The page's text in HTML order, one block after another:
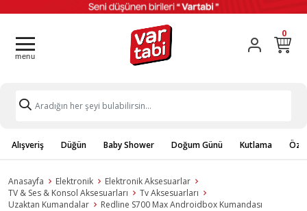
0
Alışveriş Düğün Baby Shower Doğum Günü Kutlama
Anasayfa Elektronik
Elektronik Aksesuarlar
TV & Ses & Konsol Aksesuarları
Tv Aksesuarları
Uzaktan Kumandalar
Redline S700 Max Androidbox Kumandası